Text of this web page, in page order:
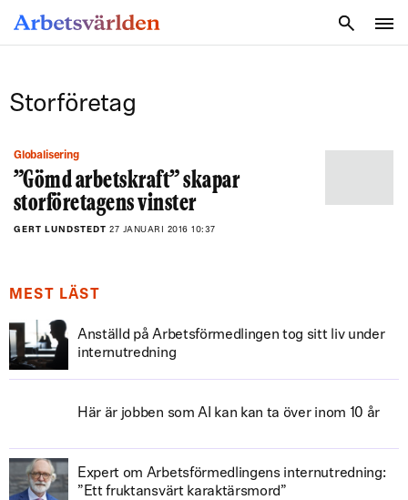
Storföretag
Globalisering
”Gömd arbetskraft” skapar
storföretagens vinster
GERT LUNDSTEDT 27 JANUARI 2016 10:37
MEST LÄST
Anställd på Arbetsförmedlingen tog sitt liv under
internutredning
Här är jobben som AI kan kan ta över inom 10 år
Expert om Arbetsförmedlingens internutredning:
”Ett fruktansvärt karaktärsmord”